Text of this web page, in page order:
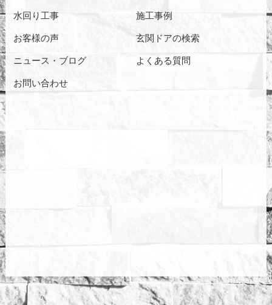
水回り工事 施工事例
お客様の声 玄関ドアの検索
ニュース・ブログ よくある質問
お問い合わせ